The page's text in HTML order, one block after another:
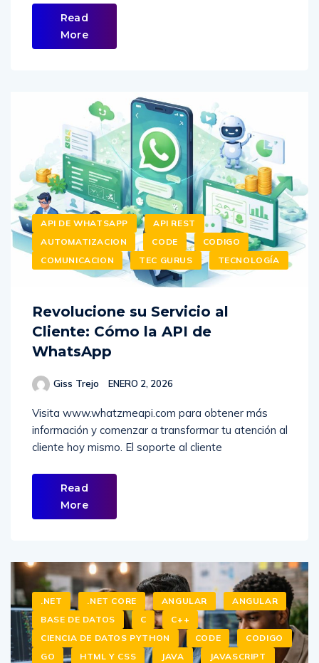
Read
More
API DE WHATSAPP
API REST
AUTOMATIZACION
CODE
CODIGO
COMUNICACION
TEC GURUS TECNOLOGÍA
Revolucione su Servicio al
Cliente: Cómo la API de
WhatsApp
Giss Trejo ENERO 2, 2026
Visita www.whatzmeapi.com para obtener más
información y comenzar a transformar tu atención al
cliente hoy mismo. El soporte al cliente
Read
More
.NET .NET CORE ANGULAR
ANGULAR
BASE DE DATOS
C
C++
CIENCIA DE DATOS PYTHON
CODE
CODIGO
GO
HTML Y CSS JAVA
JAVASCRIPT